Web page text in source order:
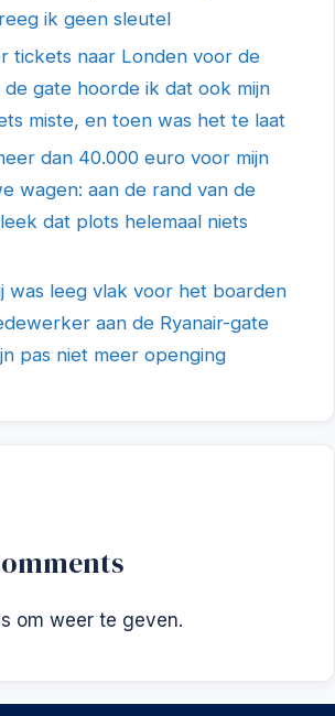
ik geen sleutel
tickets naar Londen voor de
de gate hoorde ik dat ook mijn
miste, en toen was het te laat
dan 40.000 euro voor mijn
wagen: aan de rand van de
dat plots helemaal niets
was leeg vlak voor het boarden
aan de Ryanair-gate
pas niet meer openging
om weer te geven.